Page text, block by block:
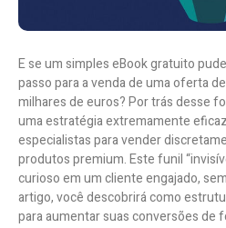
E se um simples eBook gratuito
passo para a venda de uma oferta
milhares de euros? Por trás desse
uma estratégia extremamente
especialistas para vender
produtos premium. Este funil
curioso em um cliente engajado,
artigo, você descobrirá como
para aumentar suas conversões de